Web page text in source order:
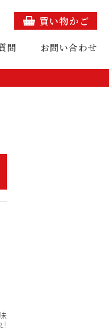
買い物かご
問 お問い合わせ
!